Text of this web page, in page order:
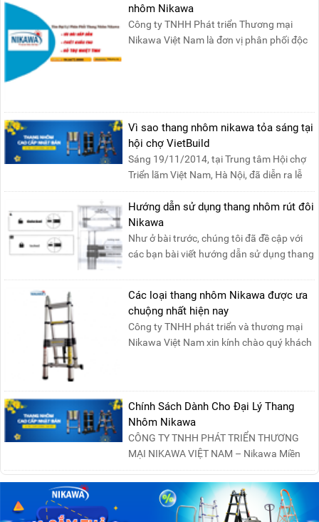
nhôm Nikawa
Công ty TNHH Phát triển Thương mại
Nikawa Việt Nam là đơn vị phân phối độc
Vì sao thang nhôm nikawa tỏa sáng tại
hội chợ VietBuild
Sáng 19/11/2014, tại Trung tâm Hội chợ
Triển lãm Việt Nam, Hà Nội, đã diễn ra lễ
khai mạc “Triể....
Hướng dẫn sử dụng thang nhôm rút đôi
Nikawa
Như ở bài trước, chúng tôi đã đề cập với
các bạn bài viết hướng dẫn sử dụng thang
Các loại thang nhôm Nikawa được ưa
chuộng nhất hiện nay
Công ty TNHH phát triển và thương mại
Nikawa Việt Nam xin kính chào quý khách
Chính Sách Dành Cho Đại Lý Thang
Nhôm Nikawa
CÔNG TY TNHH PHÁT TRIỂN THƯƠNG
MẠI NIKAWA VIỆT NAM – Nikawa Miền
Bắc: Số 19, Đường Trung ....